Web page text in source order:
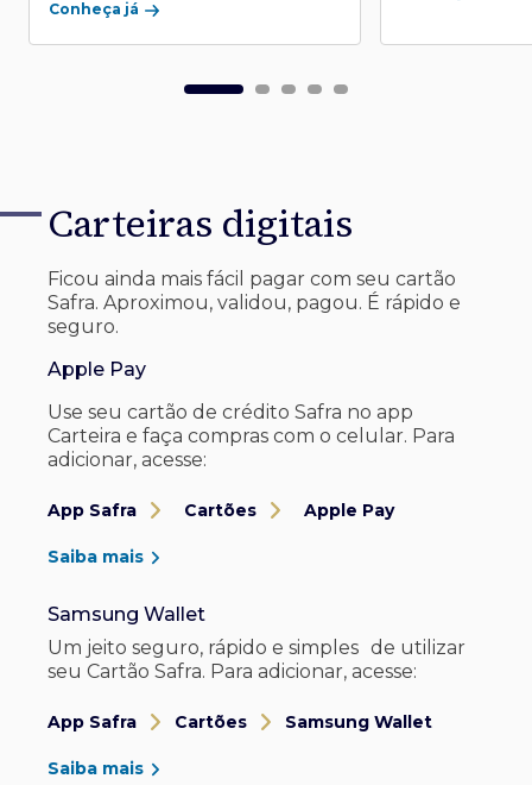
Conheça já
Carteiras digitais
Ficou ainda mais fácil pagar com seu cartão
Safra. Aproximou, validou, pagou. É rápido e
seguro.
Apple Pay
Use seu cartão de crédito Safra no app
Carteira e faça compras com o celular. Para
adicionar, acesse:
App Safra Cartões Apple Pay
Saiba mais
Samsung Wallet
Um jeito seguro, rápido e simples de utilizar
seu Cartão Safra. Para adicionar, acesse:
App Safra Cartões Samsung Wallet
Saiba mais